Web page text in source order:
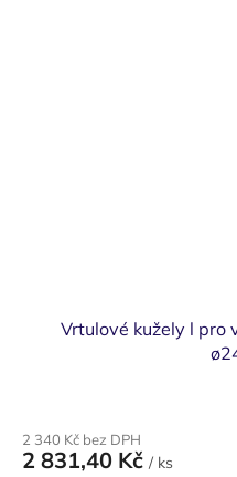
Vrtulové kužely l pro
2 340 Kč bez DPH
2 831,40 Kč / ks